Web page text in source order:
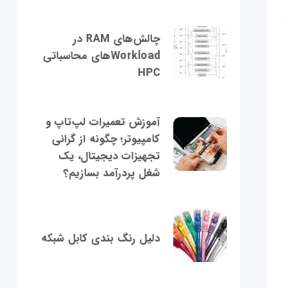
چالش‌های RAM در
Workloadهای محاسباتی
HPC
آموزش تعمیرات لپ‌تاپ و
کامپیوتر؛ چگونه از گرانی
تجهیزات دیجیتال، یک
شغل پردرآمد بسازیم؟
دلیل رنگ بندی کابل شبکه